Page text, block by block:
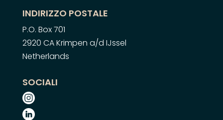
INDIRIZZO POSTALE
P.O. Box 701
2920 CA Krimpen a/d IJssel
Netherlands
SOCIALI